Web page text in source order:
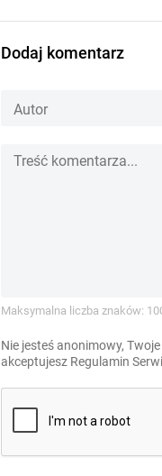
Dodaj komentarz
Maksymalna liczba znaków:
Nie jesteś anonimowy,
akceptujesz Regulamin